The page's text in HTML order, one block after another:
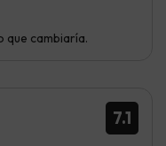
que cambiaría.
7.1